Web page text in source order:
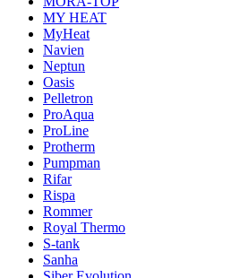
MY HEAT
MyHeat
Navien
Neptun
Oasis
Pelletron
ProAqua
ProLine
Protherm
Pumpman
Rifar
Rispa
Rommer
Royal Thermo
S-tank
Sanha